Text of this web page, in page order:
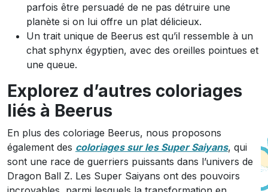
parfois être persuadé de ne pas détruire une
planète si on lui offre un plat délicieux.
Un trait unique de Beerus est qu’il ressemble à un
chat sphynx égyptien, avec des oreilles pointues et
une queue.
Explorez d’autres coloriages
liés à Beerus
En plus des coloriage Beerus, nous proposons
également des coloriages sur les Super Saiyans, qui
sont une race de guerriers puissants dans l’univers de
Dragon Ball Z. Les Super Saiyans ont des pouvoirs